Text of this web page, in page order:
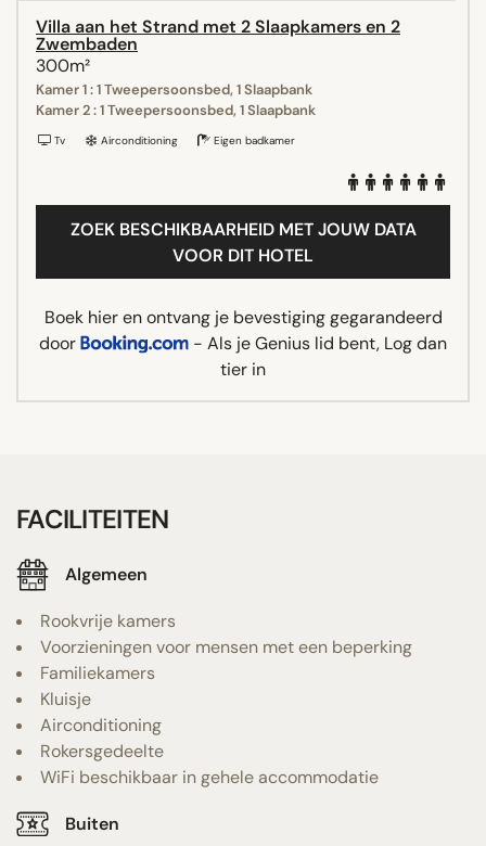
Villa aan het Strand met 2 Slaapkamers en 2
Zwembaden
300m²
Kamer 1 : 1 Tweepersoonsbed, 1 Slaapbank
Kamer 2 : 1 Tweepersoonsbed, 1 Slaapbank
Tv Airconditioning Eigen badkamer
ZOEK BESCHIKBAARHEID MET JOUW DATA
VOOR DIT HOTEL
Boek hier en ontvang je bevestiging gegarandeerd
door
- Als je Genius lid bent, Log dan
tier in
FACILITEITEN
Algemeen
Rookvrije kamers
Voorzieningen voor mensen met een beperking
Familiekamers
Kluisje
Airconditioning
Rokersgedeelte
WiFi beschikbaar in gehele accommodatie
Buiten